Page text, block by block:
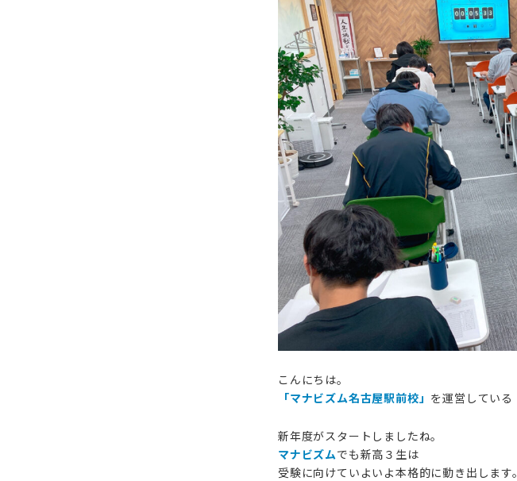
ナ
ビ
ズ
ム
塾
内
模
試
】
レ
ベ
ル
を
こんにちは。
「マナビズム名古屋駅前校」 を運営している
新年度がスタートしましたね。
マナビズムでも新高３生は
受験に向けていよいよ本格的に動き出します。